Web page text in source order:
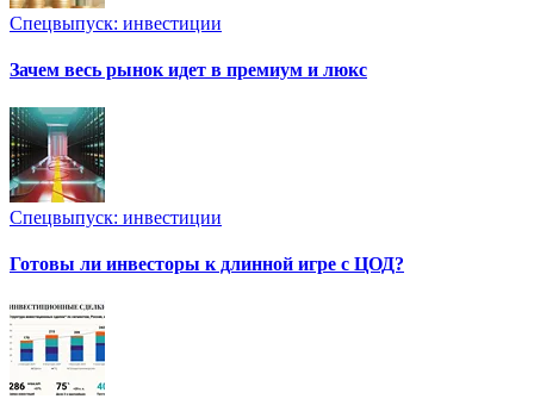
Спецвыпуск: инвестиции
Зачем весь рынок идет в премиум и люкс
Спецвыпуск: инвестиции
Готовы ли инвесторы к длинной игре с ЦОД?